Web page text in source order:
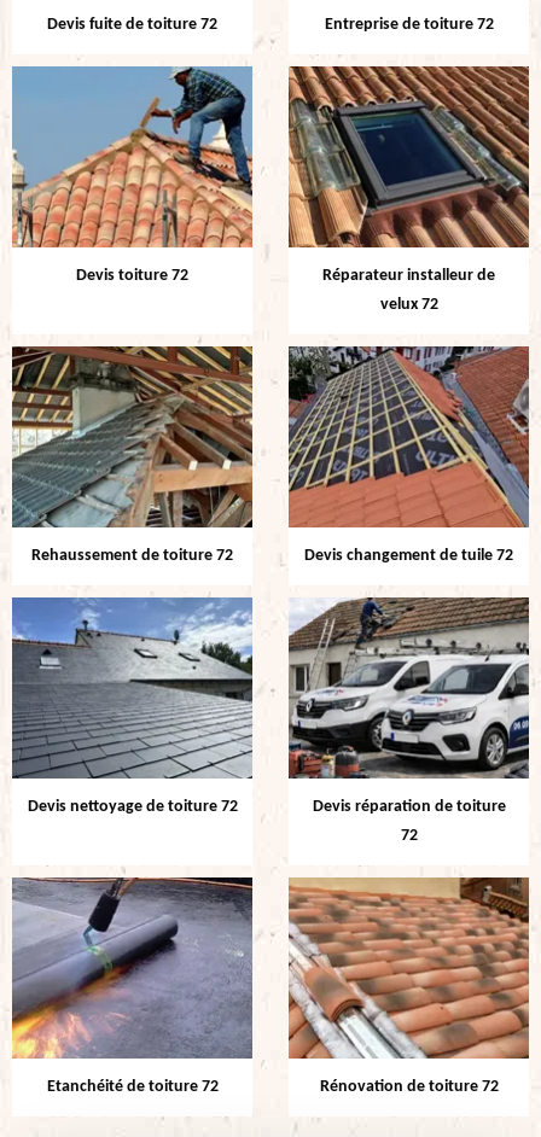
Devis fuite de toiture 72 Entreprise de toiture 72
Devis toiture 72
Réparateur installeur de
velux 72
Rehaussement de toiture 72 Devis changement de tuile 72
Devis nettoyage de toiture 72
Devis réparation de toiture
72
Etanchéité de toiture 72 Rénovation de toiture 72